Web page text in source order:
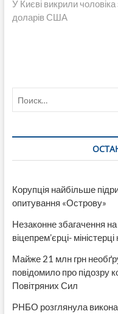
запись:
У Києві викрили
доларів США
Корупція найбільше
опитування «Острову»
Незаконне збагачення
віцепрем’єрці- міністерці
Майже 21 млн грн
повідомило про підозру
Повітряних Сил
РНБО розглянула